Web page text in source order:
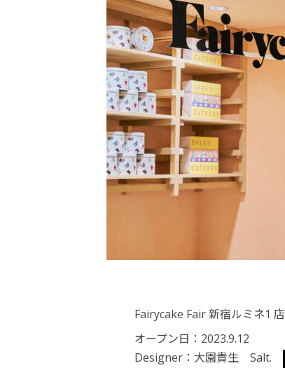
Fairycake Fair 新宿ルミネ1 店
オープン日：2023.9.12
Designer： 大園貴生 Salt.